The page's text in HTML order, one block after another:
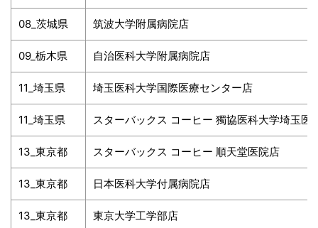
08_茨城県 筑波大学附属病院店
09_栃木県 自治医科大学附属病院店
11_埼玉県 埼玉医科大学国際医療センター店
11_埼玉県 スターバックス コーヒー 獨協医科大学埼玉医
13_東京都 スターバックス コーヒー 順天堂医院店
13_東京都 日本医科大学付属病院店
13_東京都 東京大学工学部店